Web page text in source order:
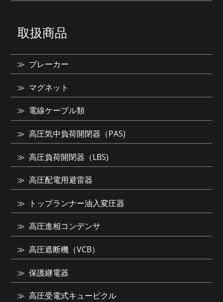
取扱商品
ブレーカー
マグネット
電線ケーブル類
高圧気中負荷開閉器（PAS)
高圧負荷開閉器（LBS)
高圧配電用避雷器
トップランナー油入変圧器
高圧進相コンデンサ
高圧遮断機（VCB）
保護継電器
高圧受電式キュービクル